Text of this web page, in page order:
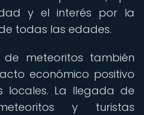
y el interés por la
todas las edades.
meteoritos también
económico positivo
locales. La llegada de
y turistas